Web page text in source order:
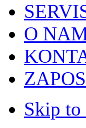
O
Skip to